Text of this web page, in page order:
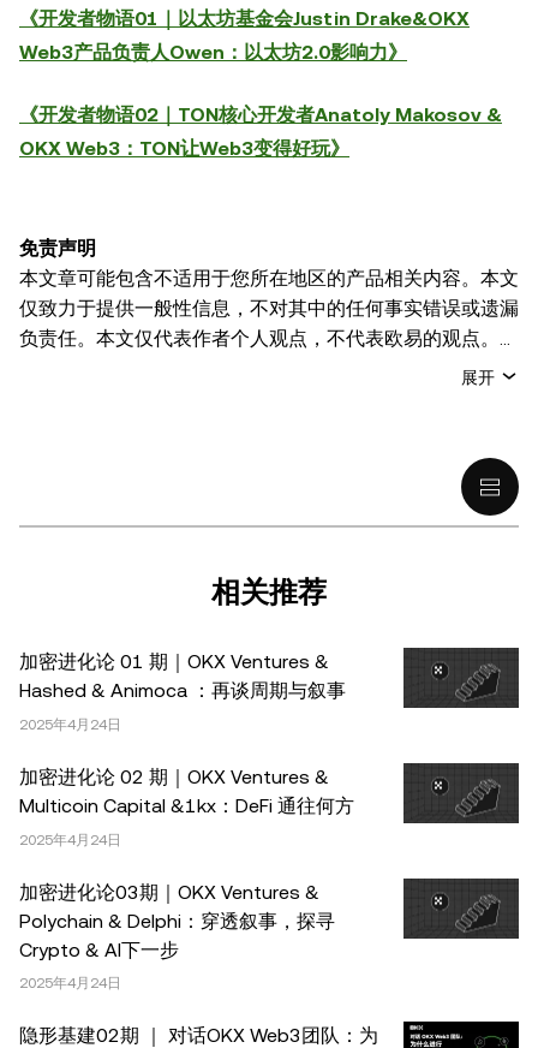
《开发者物语01｜以太坊基金会Justin Drake&OKX
Web3产品负责人Owen：以太坊2.0影响力》
《开发者物语02｜TON核心开发者Anatoly Makosov &
OKX Web3：TON让Web3变得好玩》
免责声明
本文章可能包含不适用于您所在地区的产品相关内容。本文
仅致力于提供一般性信息，不对其中的任何事实错误或遗漏
负责任。本文仅代表作者个人观点，不代表欧易的观点。
本文无意提供以下任何建议，包括但不限于：(i) 投资建议
(包括稳定币) 涉及高风险，可能会大幅波动，甚至变得毫无
价值。您应根据自己的财务状况仔细考虑交易或持有数字资
产是否适合您。有关您具体情况的问题，请咨询您的法律/
计信息，如果有) 仅供一般参考之用。尽管我们在准备这些
数据和图表时已采取了所有合理的谨慎措施，但对于此处表
OKX。本文可以全文复制或分发，也可以使用本文 100 字
或更少的摘录，前提是此类使用是非商业性的。整篇文章的
任何复制或分发亦必须突出说明：“本文版权所有 © 2025
OKX，经许可使用。”允许的摘录必须引用文章名称并包含
出处，例如“文章名称，[作者姓名 (如适用)]，© 2025
OKX”。部分内容可能由人工智能（AI）工具生成或辅助生
成。不允许对本文进行衍生作品或其他用途。
展开
相关推荐
加密进化论 01 期｜OKX Ventures &
Hashed & Animoca ：再谈周期与叙事
2025年4月24日
加密进化论 02 期｜OKX Ventures &
Multicoin Capital &1kx：DeFi 通往何方
2025年4月24日
加密进化论03期｜OKX Ventures &
Polychain & Delphi：穿透叙事，探寻
Crypto & AI下一步
2025年4月24日
隐形基建02期 ｜ 对话OKX Web3团队：为